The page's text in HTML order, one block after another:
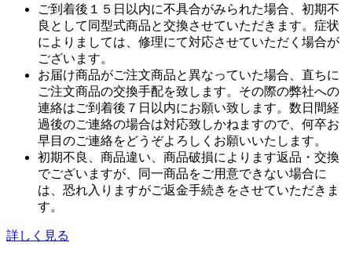
ご到着後１５日以内に不具合がみられた場合、初期不
良として同型式商品と交換させていただきます。症状
によりましては、修理にて対応させていただく場合が
ございます。
お届け商品がご注文商品と異なっていた場合、直ちに
ご注文商品の交換手配を致します。その際の弊社への
連絡はご到着後７日以内にお願い致します。数日間経
過後のご連絡の場合は対応致しかねますので、何卒お
早目のご連絡をどうぞよろしくお願いいたします。
初期不良、商品違い、商品破損によります返品・交換
でございますが、同一商品をご用意できない場合に
は、恐れ入りますがご返金手続きをさせていただきま
す。
詳しく見る